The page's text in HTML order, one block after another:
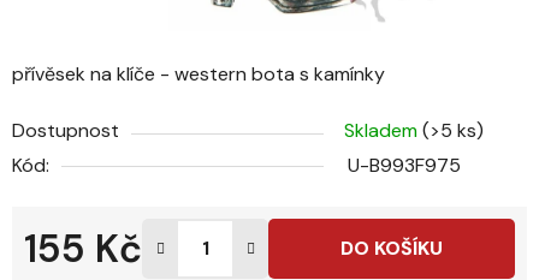
přívěsek na klíče - western bota s kamínky
Dostupnost Skladem(>5 ks)
Kód:
U-B993F975
155 Kč DO KOŠÍKU